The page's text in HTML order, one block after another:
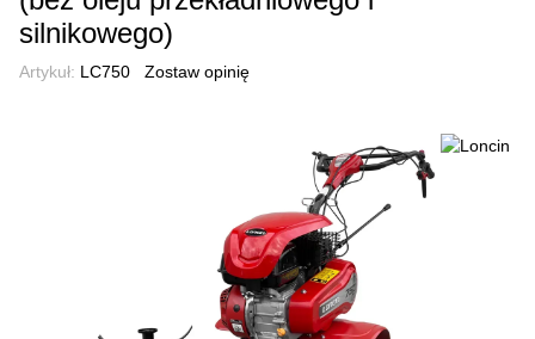
silnikowego)
Artykuł: LC750 Zostaw opinię